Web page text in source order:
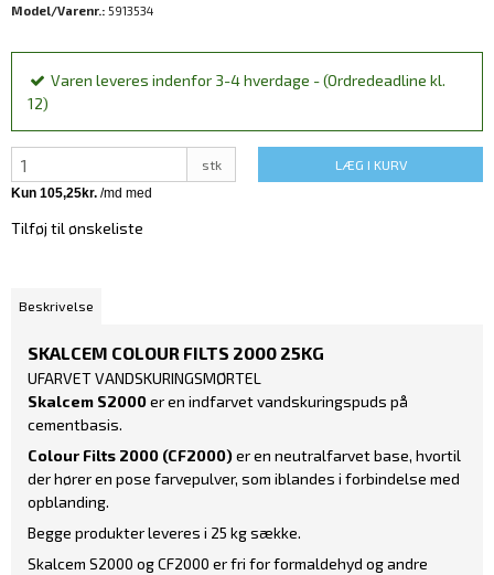
Model/Varenr.: 5913534
Varen leveres indenfor 3-4 hverdage - (Ordredeadline kl.
12)
stk LÆG I KURV
Tilføj til ønskeliste
Beskrivelse
SKALCEM COLOUR FILTS 2000 25KG
UFARVET VANDSKURINGSMØRTEL
Skalcem S2000er en indfarvet vandskuringspuds på
cementbasis.
Colour Filts 2000 (CF2000)er en neutralfarvet base, hvortil
der hører en pose farvepulver, som iblandes i forbindelse med
opblanding.
Begge produkter leveres i 25 kg sække.
Skalcem S2000 og CF2000 er fri for formaldehyd og andre